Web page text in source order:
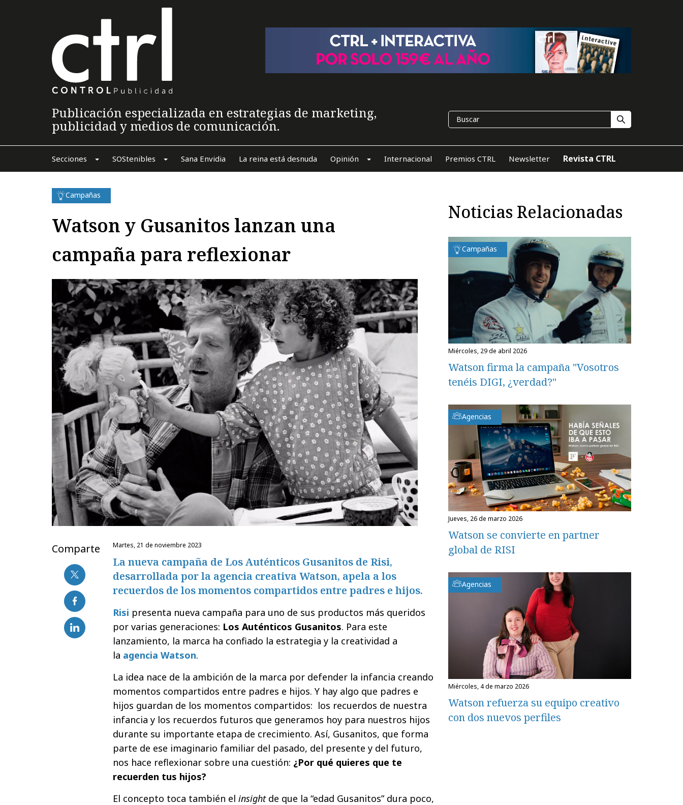
Publicación especializada en estrategias de marketing,
publicidad y medios de comunicación.
Secciones SOStenibles Sana Envidia La reina está desnuda Opinión Internacional Premios CTRL Newsletter Revista CTRL
Campañas
Watson y Gusanitos lanzan una
campaña para reflexionar
Comparte martes, 21 de noviembre 2023
La nueva campaña de Los Auténticos Gusanitos de Risi,
desarrollada por la agencia creativa Watson, apela a los
recuerdos de los momentos compartidos entre padres e hijos.
Risi presenta nueva campaña para uno de sus productos más queridos
por varias generaciones: Los Auténticos Gusanitos. Para este
lanzamiento, la marca ha confiado la estrategia y la creatividad a
la agencia Watson.
La idea nace de la ambición de la marca por defender la infancia creando
momentos compartidos entre padres e hijos. Y hay algo que padres e
hijos guardan de los momentos compartidos: los recuerdos de nuestra
infancia y los recuerdos futuros que generamos hoy para nuestros hijos
durante su importante etapa de crecimiento. Así, Gusanitos, que forma
parte de ese imaginario familiar del pasado, del presente y del futuro,
nos hace reflexionar sobre una cuestión: ¿Por qué quieres que te
recuerden tus hijos?
El concepto toca también el insightde que la “edad Gusanitos” dura poco,
Noticias Relacionadas
Campañas
miércoles, 29 de abril 2026
Watson firma la campaña "Vosotros
tenéis DIGI, ¿verdad?"
Agencias
jueves, 26 de marzo 2026
Watson se convierte en partner
global de RISI
Agencias
miércoles, 4 de marzo 2026
Watson refuerza su equipo creativo
con dos nuevos perfiles